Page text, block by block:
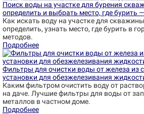
Поиск воды на участке для бурения
определить и выбрать место, где бурить
Как искать воду на участке для
определить, узнать место, где бурить в
методов.
Подробнее
Фильтры для очистки воды от железа из
установки для обезжелезивания
Каким фильтром очистить воду от
на даче. Лучшие фильтры для воды от
металлов в частном доме.
Подробнее